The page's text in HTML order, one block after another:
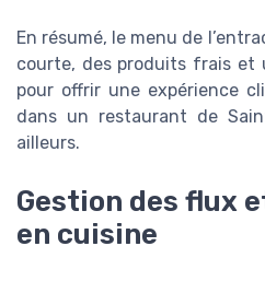
En résumé, le menu de
courte, des produits frais et
pour offrir une expérience
dans un restaurant de
ailleurs.
Gestion des flux
en cuisine